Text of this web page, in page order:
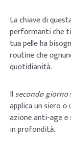
La chiave di
performanti che
tua pelle ha
routine che
quotidianità.
Ilsecondo giorno
applica un siero o
azione anti-age
in profondità.